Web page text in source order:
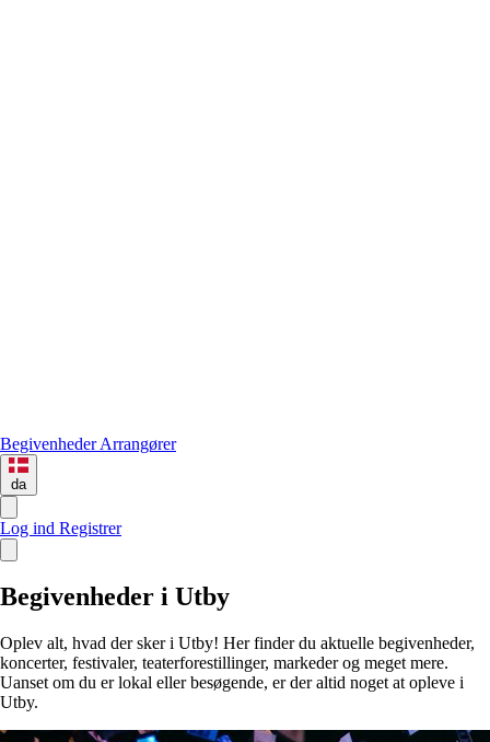
BegivenhederArrangører
da
Log ind Registrer
Begivenheder i Utby
Oplev alt, hvad der sker i Utby! Her finder du aktuelle begivenheder,
koncerter, festivaler, teaterforestillinger, markeder og meget mere.
Uanset om du er lokal eller besøgende, er der altid noget at opleve i
Utby.